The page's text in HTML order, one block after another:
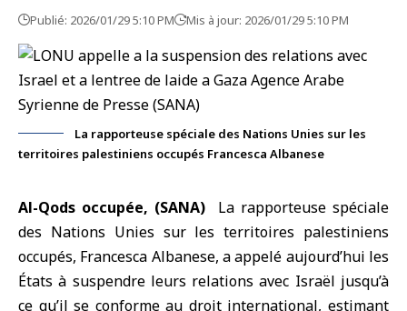
Publié: 2026/01/29 5:10 PM Mis à jour: 2026/01/29 5:10 PM
La rapporteuse spéciale des Nations Unies sur les
territoires palestiniens occupés Francesca Albanese
Al-Qods occupée, (SANA) La rapporteuse spéciale
des Nations Unies sur les territoires palestiniens
occupés, Francesca Albanese, a appelé aujourd’hui les
États à suspendre leurs relations avec Israël jusqu’à
ce qu’il se conforme au droit international, estimant